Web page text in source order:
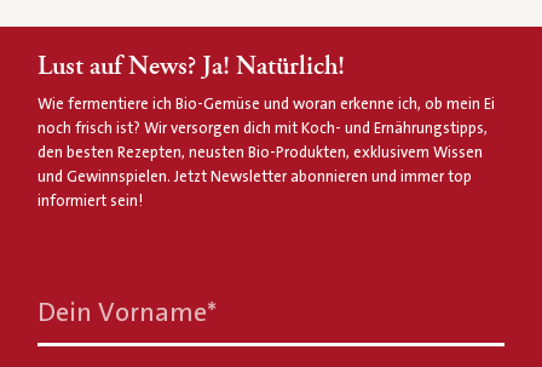
Lust auf News? Ja! Natürlich!
Wie fermentiere ich Bio-Gemüse und woran erkenne ich, ob mein Ei
noch frisch ist? Wir versorgen dich mit Koch- und Ernährungstipps,
den besten Rezepten, neusten Bio-Produkten, exklusivem Wissen
und Gewinnspielen. Jetzt Newsletter abonnieren und immer top
informiert sein!
Dein Vorname*